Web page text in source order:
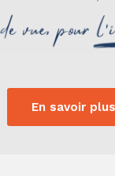
En savoir plus